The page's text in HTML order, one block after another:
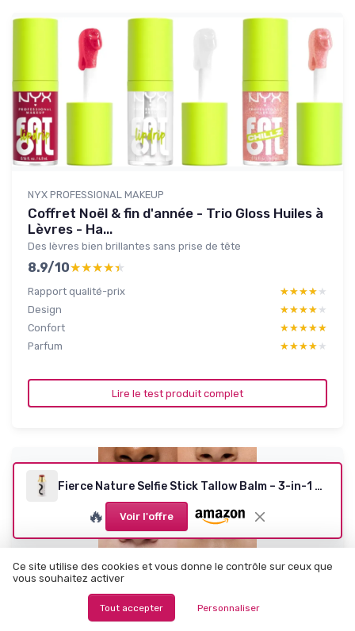
NYX PROFESSIONAL MAKEUP
Coffret Noël & fin d'année - Trio Gloss Huiles à
Lèvres - Ha...
Des lèvres bien brillantes sans prise de tête
8.9/10★★★★★
★★★★★
Rapport qualité-prix ★★★★★
★★★★★
Design
★★★★★
★★★★★
Confort
★★★★★
★★★★★
Parfum
★★★★★
★★★★★
Lire le test produit complet
Fierce Nature Selfie Stick Tallow Balm – 3-in-1 Natural Beauty Stick for Contour, Blush, Lips & Face Moisturizing – Hydrating, Non-Toxic Makeup Balm – Shade: Rhiannon, 7g Rhiannon 7 g (Lot de 1)
🔥 Voir l'offre
Ce site utilise des cookies et vous donne le contrôle sur ceux que
vous souhaitez activer
Tout accepter Personnaliser